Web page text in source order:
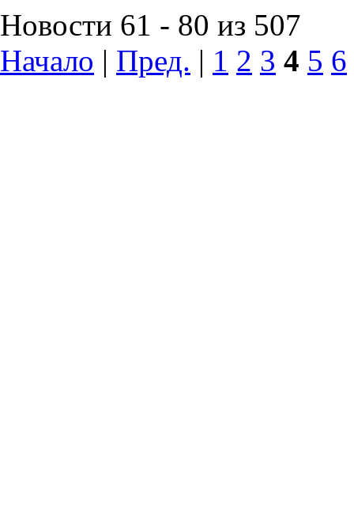
Новости 61 - 80 из 507
Начало | Пред. | 1 2 3 4 5 6